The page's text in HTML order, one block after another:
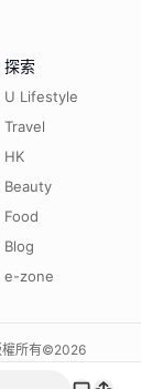
探索
U Lifestyle
Travel
HK
Beauty
Food
Blog
e-zone
權所有©2026